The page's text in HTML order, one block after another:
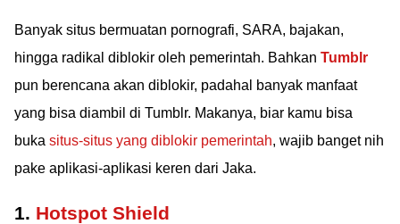
Banyak situs bermuatan pornografi, SARA, bajakan,
hingga radikal diblokir oleh pemerintah. Bahkan Tumblr
pun berencana akan diblokir, padahal banyak manfaat
yang bisa diambil di Tumblr. Makanya, biar kamu bisa
buka situs-situs yang diblokir pemerintah, wajib banget nih
pake aplikasi-aplikasi keren dari Jaka.
1. Hotspot Shield